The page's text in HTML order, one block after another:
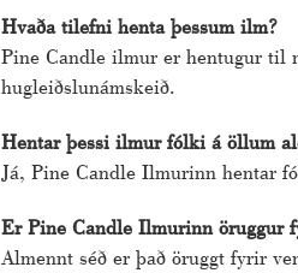
Hvaða tilefni henta þessum ilm?
Pine Candle ilmur er hentugur til
hugleiðslunámskeið.
Hentar þessi ilmur fólki á öllum
Já, Pine Candle Ilmurinn hentar
Er Pine Candle Ilmurinn öruggur
Almennt séð er það öruggt fyrir